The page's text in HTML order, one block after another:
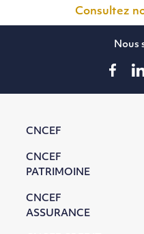
Consultez
CNCEF
CNCEF
PATRIMOINE
CNCEF
ASSURANCE
Nous